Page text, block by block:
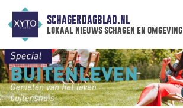
SCHAGERDAGBLAD.NL
lokaal nieuws schagen en omgeving